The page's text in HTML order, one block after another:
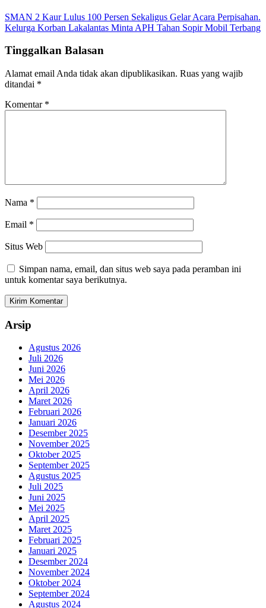
SMAN 2 Kaur Lulus 100 Persen Sekaligus Gelar Acara Perpisahan.
Kelurga Korban Lakalantas Minta APH Tahan Sopir Mobil Terbang
Tinggalkan Balasan
Alamat email Anda tidak akan dipublikasikan. Ruas yang wajib
ditandai *
Komentar *
Nama *
Email *
Situs Web
Simpan nama, email, dan situs web saya pada peramban ini
untuk komentar saya berikutnya.
Arsip
Agustus 2026
Juli 2026
Juni 2026
Mei 2026
April 2026
Maret 2026
Februari 2026
Januari 2026
Desember 2025
November 2025
Oktober 2025
September 2025
Agustus 2025
Juli 2025
Juni 2025
Mei 2025
April 2025
Maret 2025
Februari 2025
Januari 2025
Desember 2024
November 2024
Oktober 2024
September 2024
Agustus 2024